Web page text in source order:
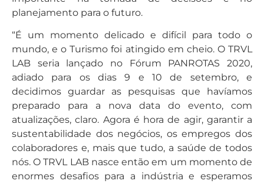
planejamento para o futuro.
“É um momento delicado e difícil para todo o
mundo, e o Turismo foi atingido em cheio. O TRVL
LAB seria lançado no Fórum PANROTAS 2020,
adiado para os dias 9 e 10 de setembro, e
decidimos guardar as pesquisas que havíamos
preparado para a nova data do evento, com
atualizações, claro. Agora é hora de agir, garantir a
sustentabilidade dos negócios, os empregos dos
colaboradores e, mais que tudo, a saúde de todos
nós. O TRVL LAB nasce então em um momento de
enormes desafios para a indústria e esperamos